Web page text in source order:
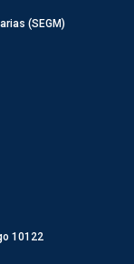
(SEGM)
10122